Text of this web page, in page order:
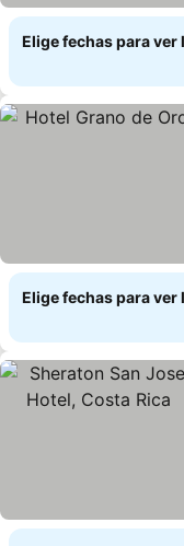
Elige fechas para
Elige fechas para